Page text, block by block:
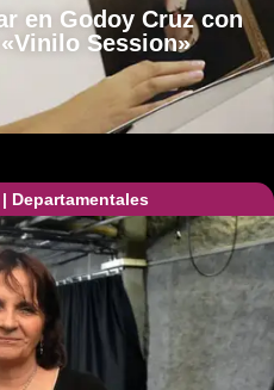
en Godoy Cruz con
Session»
| Departamentales